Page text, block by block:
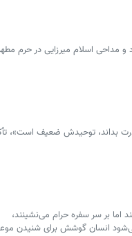
و مداحی اسلام میرزایی در حرم
بداند، توحیدش ضعیف است»،
اما بر سر سفره حرام می‌نشینند،
می‌شود انسان گوشش برای شنیدن